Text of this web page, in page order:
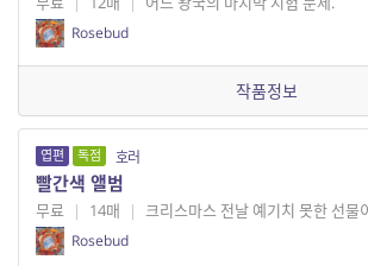
Rosebud
작품정보
엽편 독점 호러
빨간색 앨범
무료 | 14매 | 크리스마스 전날 예기치 못한 선물
Rosebud